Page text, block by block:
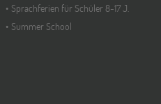
Sprachferien für Schüler 8-17 J.
Summer School